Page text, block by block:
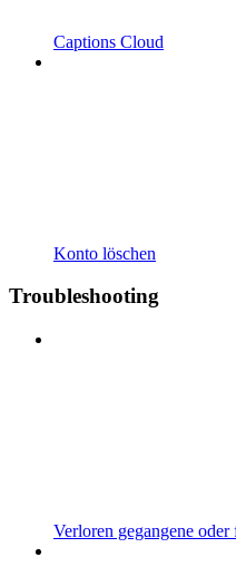
Captions Cloud
Konto löschen
Troubleshooting
Verloren gegangene